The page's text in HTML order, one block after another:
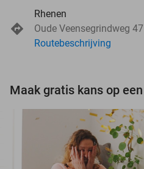
Rhenen
Oude Veensegrindweg 47
Routebeschrijving